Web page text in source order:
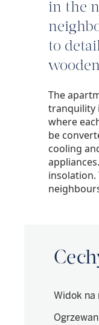
in the
to
The
tranquility
where
be
cooling
Widok na